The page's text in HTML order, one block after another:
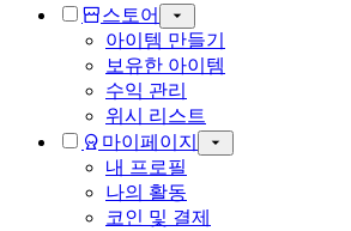
스토어
아이템 만들기
보유한 아이템
수익 관리
위시 리스트
마이페이지
내 프로필
나의 활동
코인 및 결제